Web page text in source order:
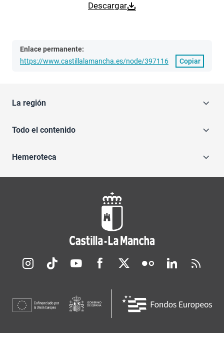
Descargar
Enlace permanente:
https://www.castillalamancha.es/node/397116
Copiar
La región
Todo el contenido
Hemeroteca
Redes sociales JCCM